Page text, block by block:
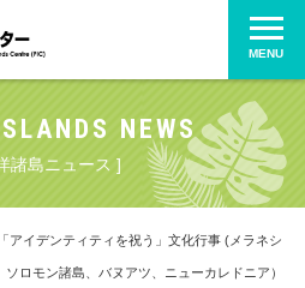
MENU
NEWS
諸島ニュース ]
「アイデンティティを祝う」文化行事 (メラネシ
ロモン諸島、バヌアツ、ニューカレドニア）